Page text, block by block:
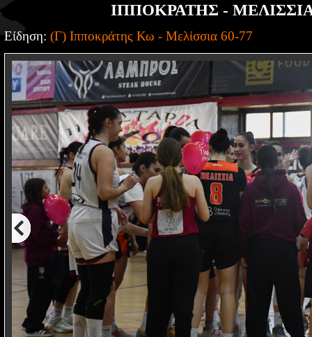
ΙΠΠΟΚΡΑΤΗΣ - ΜΕΛΙΣΣΙΑ
Είδηση: (Γ) Ιπποκράτης Κω - Μελίσσια 60-77